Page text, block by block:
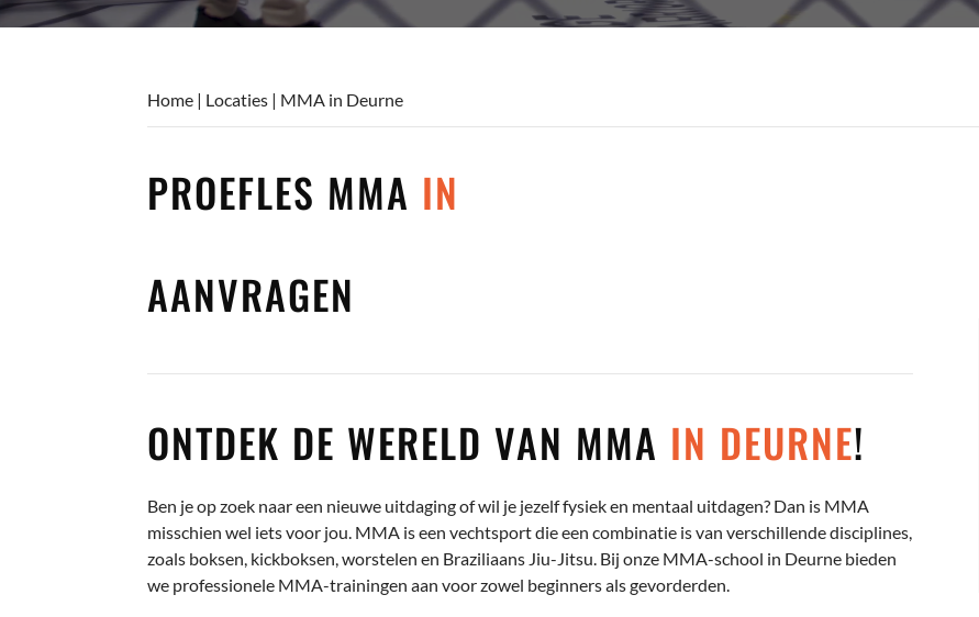
Home | Locaties | MMA in Deurne
PROEFLES MMA IN
AANVRAGEN
ONTDEK DE WERELD VAN MMA IN DEURNE!
Ben je op zoek naar een nieuwe uitdaging of wil je jezelf fysiek en mentaal uitdagen? Dan is MMA
misschien wel iets voor jou. MMA is een vechtsport die een combinatie is van verschillende disciplines,
zoals boksen, kickboksen, worstelen en Braziliaans Jiu-Jitsu. Bij onze MMA-school in Deurne bieden
we professionele MMA-trainingen aan voor zowel beginners als gevorderden.